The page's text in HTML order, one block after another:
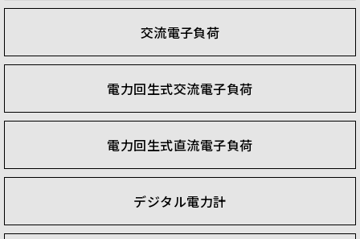
交流電子負荷
電力回生式交流電子負荷
電力回生式直流電子負荷
デジタル電力計